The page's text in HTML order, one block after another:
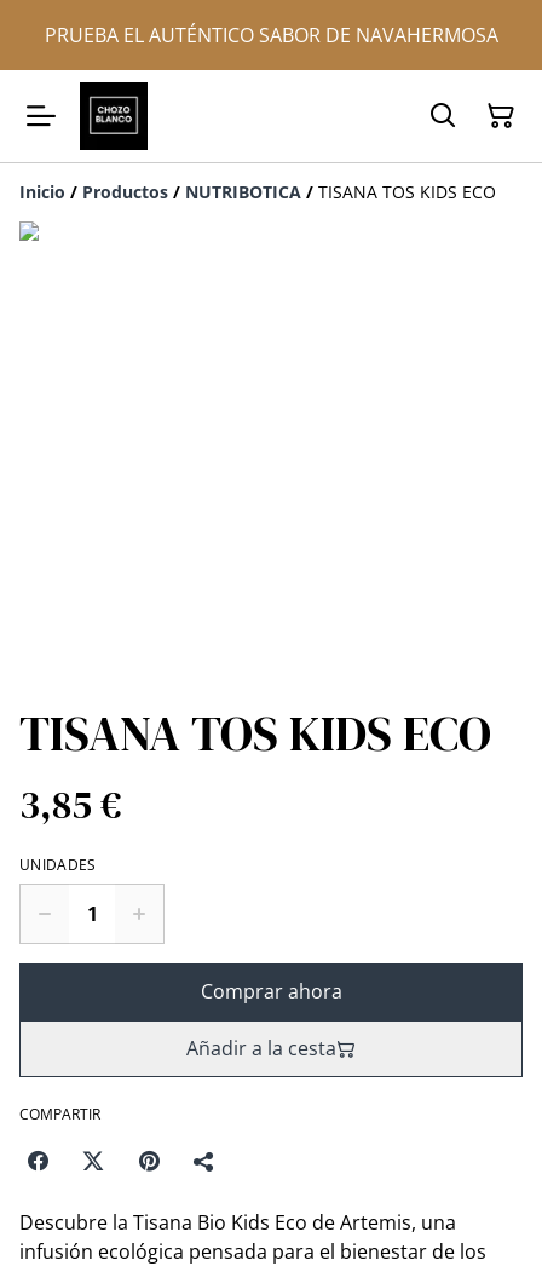
PRUEBA EL AUTÉNTICO SABOR DE NAVAHERMOSA
Inicio / Productos / NUTRIBOTICA / TISANA TOS KIDS ECO
TISANA TOS KIDS ECO
3,85 €
UNIDADES
Comprar ahora
Añadir a la cesta
COMPARTIR
Descubre la Tisana Bio Kids Eco de Artemis, una
infusión ecológica pensada para el bienestar de los